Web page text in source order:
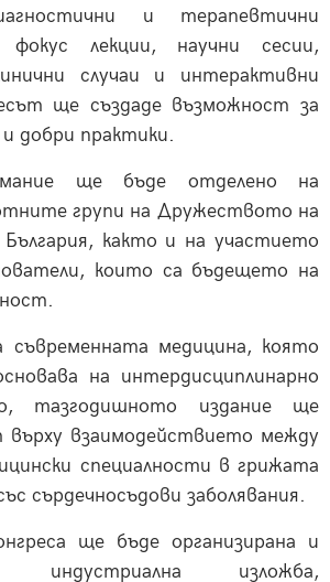
и терапевтични
фокус лекции, научни сесии,
случаи и интерактивни
ще създаде възможност за
добри практики.
ще бъде отделено на
групи на Дружеството на
България, както и на участието
които са бъдещето на
съвременната медицина, която
на интердисциплинарно
тазгодишното издание ще
върху взаимодействието между
специалности в грижата
сърдечносъдови заболявания.
ще бъде организирана и
индустриална изложба,